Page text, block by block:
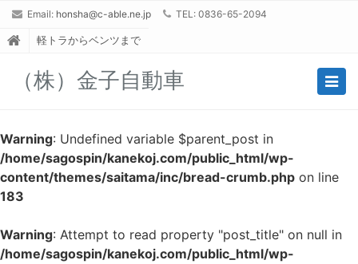
Email: honsha@c-able.ne.jp TEL: 0836-65-2094
軽トラからベンツまで
（株）金子自動車
Warning: Undefined variable $parent_post in
/home/sagospin/kanekoj.com/public_html/wp-
content/themes/saitama/inc/bread-crumb.php on line
183
Warning: Attempt to read property "post_title" on null in
/home/sagospin/kanekoj.com/public_html/wp-